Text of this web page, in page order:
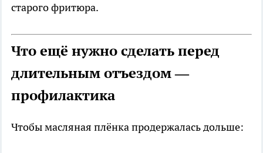
старого фритюра.
Что ещё нужно сделать перед
длительным отъездом —
профилактика
Чтобы масляная плёнка продержалась дольше: